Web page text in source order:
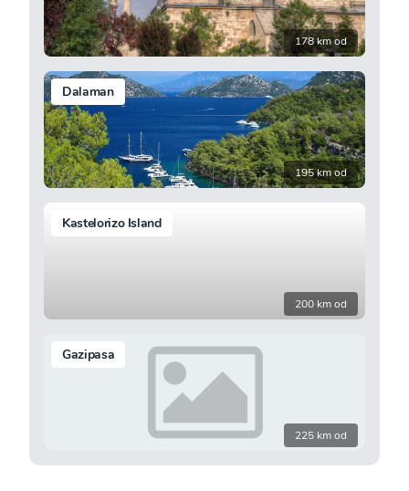
178 km od
Dalaman
195 km od
Kastelorizo Island
200 km od
Gazipasa
225 km od